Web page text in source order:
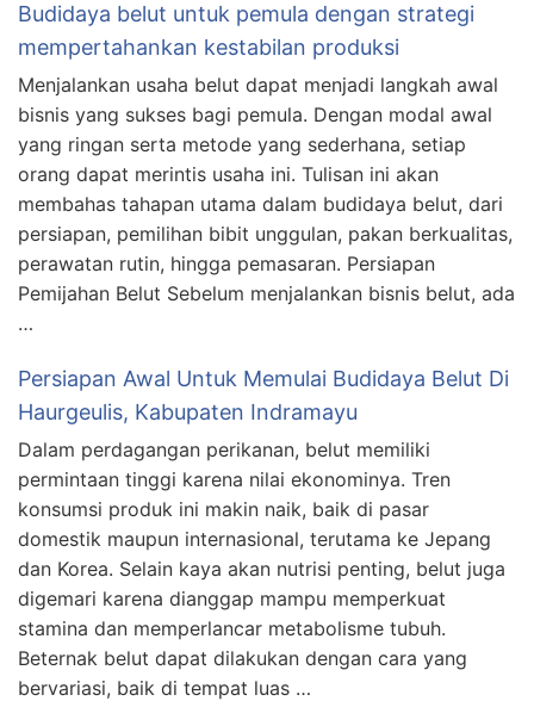
Budidaya belut untuk pemula dengan strategi
mempertahankan kestabilan produksi
Menjalankan usaha belut dapat menjadi langkah awal
bisnis yang sukses bagi pemula. Dengan modal awal
yang ringan serta metode yang sederhana, setiap
orang dapat merintis usaha ini. Tulisan ini akan
membahas tahapan utama dalam budidaya belut, dari
persiapan, pemilihan bibit unggulan, pakan berkualitas,
perawatan rutin, hingga pemasaran. Persiapan
Pemijahan Belut Sebelum menjalankan bisnis belut, ada
…
Persiapan Awal Untuk Memulai Budidaya Belut Di
Haurgeulis, Kabupaten Indramayu
Dalam perdagangan perikanan, belut memiliki
permintaan tinggi karena nilai ekonominya. Tren
konsumsi produk ini makin naik, baik di pasar
domestik maupun internasional, terutama ke Jepang
dan Korea. Selain kaya akan nutrisi penting, belut juga
digemari karena dianggap mampu memperkuat
stamina dan memperlancar metabolisme tubuh.
Beternak belut dapat dilakukan dengan cara yang
bervariasi, baik di tempat luas …